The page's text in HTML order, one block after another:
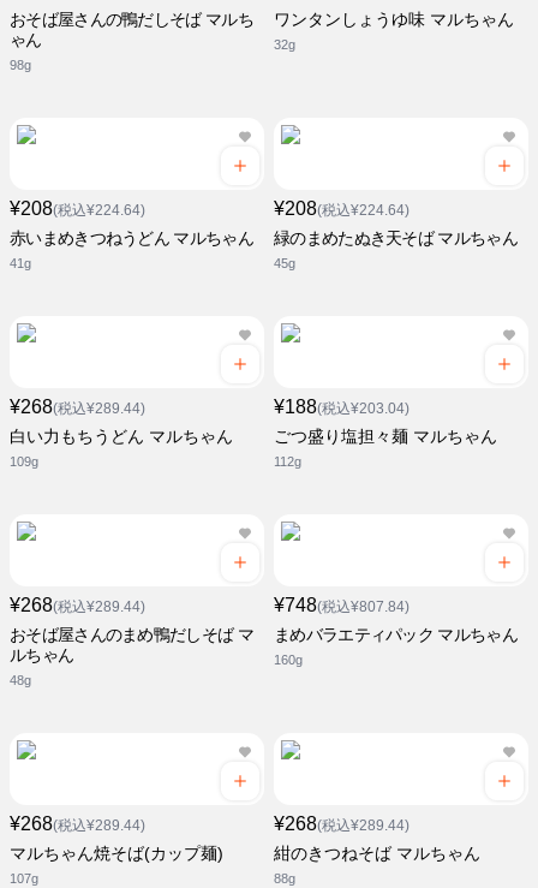
おそば屋さんの鴨だしそば マルち
ゃん
98g
ワンタンしょうゆ味 マルちゃん
32g
¥208(税込¥224.64)
赤いまめきつねうどん マルちゃん
41g
¥208(税込¥224.64)
緑のまめたぬき天そば マルちゃん
45g
¥268(税込¥289.44)
白い力もちうどん マルちゃん
109g
¥188(税込¥203.04)
ごつ盛り塩担々麺 マルちゃん
112g
¥268(税込¥289.44)
おそば屋さんのまめ鴨だしそば マ
ルちゃん
48g
¥748(税込¥807.84)
まめバラエティパック マルちゃん
160g
¥268(税込¥289.44)
マルちゃん焼そば(カップ麺)
107g
¥268(税込¥289.44)
紺のきつねそば マルちゃん
88g